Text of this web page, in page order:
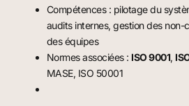
Compétences : pilotage du
audits internes, gestion des non-
des équipes
Normes associées : ISO 9001,
MASE, ISO 50001